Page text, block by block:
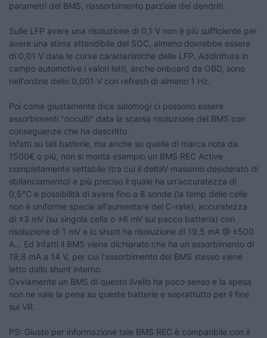
parametri del BMS, riassorbimento parziale dei dendriti.
Sulle LFP avere una risoluzione di 0,1 V non è più sufficiente per
avere una stima attendibile del SOC, almeno dovrebbe essere
di 0,01 V date le curve caratteristiche delle LFP. Addirittura in
campo automotive i valori letti, anche onboard da OBD, sono
nell'ordine dello 0,001 V con refresh di almeno 1 Hz.
Poi come giustamente dice salomogi ci possono essere
assorbimenti "occulti" data la scarsa risoluzione del BMS con
conseguenze che ha descritto.
Infatti su tali batterie, ma anche su quelle di marca nota da
1500€ o più, non si monta esempio un BMS REC Active
completamente settabile (tra cui il deltaV massimo desiderato di
sbilanciamento) e più preciso il quale ha un'accuratezza di
0,5°C e possibilità di avere fino a 8 sonde (la temp delle celle
non è uniforme specie all'aumentare del C-rate), accuratezza
di ±3 mV (su singola cella o ±6 mV sul pacco batteria) con
risoluzione di 1 mV e lo shunt ha risoluzione di 19,5 mA @ ±500
A... Ed infatti il BMS viene dichiarato che ha un assorbimento di
19,8 mA a 14 V, per cui l'assorbimento del BMS stesso viene
letto dallo shunt interno.
Ovviamente un BMS di questo livello ha poco senso e la spesa
non ne vale la pena su queste batterie e soprattutto per il fine
sui VR.
PS: Giusto per informazione tale BMS REC è compatibile con il